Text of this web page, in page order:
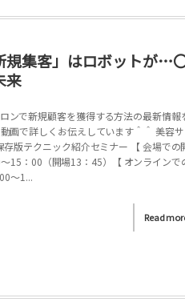
規集客」はロボットが…
来
ンで新規顧客を獲得する方法の最新情報
画で詳しくお伝えしています＾＾ 美容
存版テクニック紹介セミナー 【 会場での
15：00（開場13：45）【 オンラインで
～1...
Read